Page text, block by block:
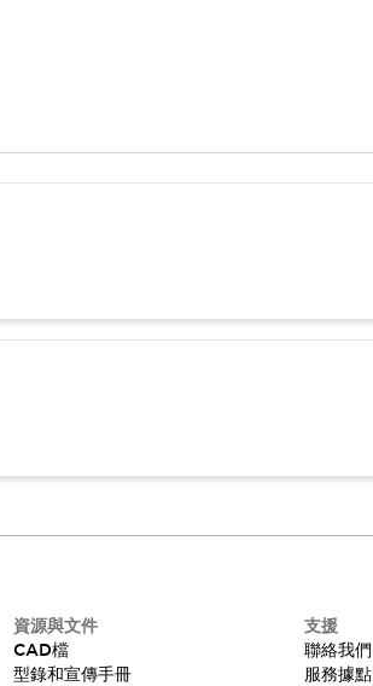
資源與文件
CAD檔
型錄和宣傳手冊
支援
聯絡我們
服務據點